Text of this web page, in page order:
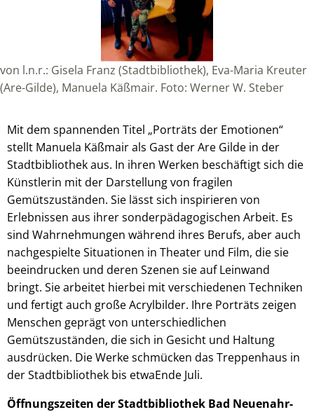
von l.n.r.: Gisela Franz (Stadtbibliothek), Eva-Maria Kreuter
(Are-Gilde), Manuela Käßmair. Foto: Werner W. Steber
Mit dem spannenden Titel „Porträts der Emotionen“
stellt Manuela Käßmair als Gast der Are Gilde in der
Stadtbibliothek aus. In ihren Werken beschäftigt sich die
Künstlerin mit der Darstellung von fragilen
Gemütszuständen. Sie lässt sich inspirieren von
Erlebnissen aus ihrer sonderpädagogischen Arbeit. Es
sind Wahrnehmungen während ihres Berufs, aber auch
nachgespielte Situationen in Theater und Film, die sie
beeindrucken und deren Szenen sie auf Leinwand
bringt. Sie arbeitet hierbei mit verschiedenen Techniken
und fertigt auch große Acrylbilder. Ihre Porträts zeigen
Menschen geprägt von unterschiedlichen
Gemütszuständen, die sich in Gesicht und Haltung
ausdrücken. Die Werke schmücken das Treppenhaus in
der Stadtbibliothek bis etwaEnde Juli.
Öffnungszeiten der Stadtbibliothek Bad Neuenahr-